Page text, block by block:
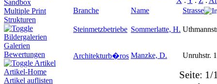
Sandbox
Multiple Print
Strukturen
Bildergalerien
Galerien
Bewertungen
Artikel
Artikel-Home
Artikel auflisten
Branche
Name Strasse
Steinmetzbetriebe Sommerlatte, H.
Architekturb�ros Manzke, D. Unruhstr.
Seite: 1/